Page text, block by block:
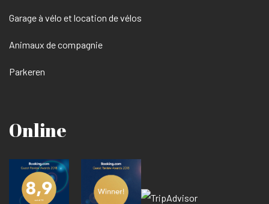
Garage à vélo et location de vélos
Animaux de compagnie
Parkeren
Online